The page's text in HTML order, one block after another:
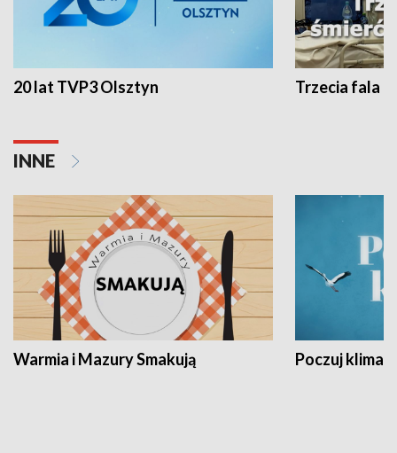
20 lat TVP3 Olsztyn Trzecia fala -
INNE
Warmia i Mazury Smakują Poczuj klimat